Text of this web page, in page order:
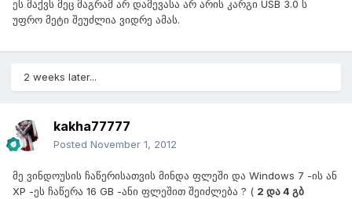
ეს მაქვს მეც მაგრამ არ დამევასა არ არის კარგი USB 3.0 ს
უფრო მეტი შეუძლია ვიდრე ამას.
2 weeks later...
kakha77777
Posted November 1, 2012
მე ვინდოუსის ჩაწერისათვის მინდა ფლეში და Windows 7 -ის ან
XP -ეს ჩაწერა 16 GB -ანი ფლეშით შეიძლება ? ( 2 და 4 გბ